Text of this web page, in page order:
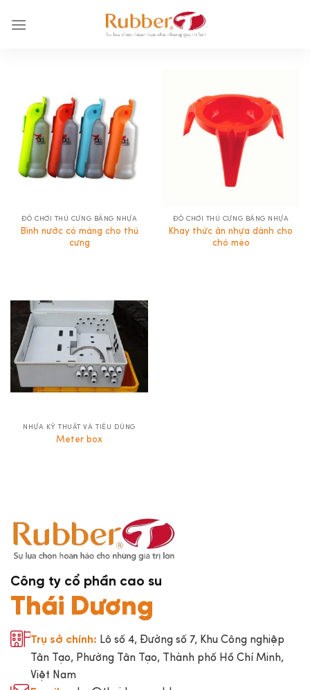
đến
ĐỒ CHƠI THÚ CƯNG BẰNG NHỰA
Bình nước có máng cho thú
cưng
ĐỒ CHƠI THÚ CƯNG BẰNG NHỰA
Khay thức ăn nhựa dành cho
chó mèo
NHỰA KỸ THUẬT VÀ TIÊU DÙNG
Meter box
Công ty cổ phần cao su
Thái Dương
Trụ sở chính: Lô số 4, Đường số 7, Khu Công nghiệp
Tân Tạo, Phường Tân Tạo, Thành phố Hồ Chí Minh,
Việt Nam